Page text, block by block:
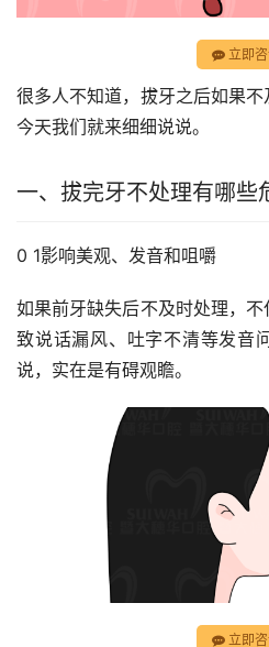
立即
很多人不知道，拔牙之后如果不
今天我们就来细细说说。
一、拔完牙不处理有哪些
0 1影响美观、发音和咀嚼
如果前牙缺失后不及时处理，
致说话漏风、吐字不清等发音
说，实在是有碍观瞻。
立即